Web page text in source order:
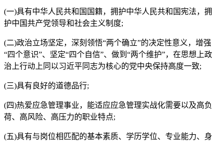
(一)具有中华人民共和国国籍，拥护中华人民共和国宪法，拥
护中国共产党领导和社会主义制度;
(二)政治立场坚定，深刻领悟“两个确立”的决定性意义，增强
“四个意识”、坚定“四个自信”、做到“两个维护”，在思想上政
治上行动上同以习近平同志为核心的党中央保持高度一致;
(三)具有良好的道德品行;
(四)热爱应急管理事业，能适应应急管理实战化需要以及高负
荷、高风险、高压力的职业特点;
(五)具有与岗位相匹配的基本素质、学历学位、专业能力、身